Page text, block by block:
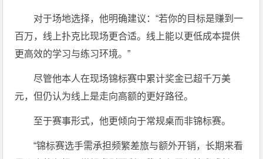
对于场地选择，他明确建议：“若你的目标是赚到一
百万，线上扑克比现场更合适。线上能以更低成本提供
更高效的学习与练习环境。”
尽管他本人在现场锦标赛中累计奖金已超千万美
元，但仍认为线上是走向高额的更好路径。
至于赛事形式，他更倾向于常规桌而非锦标赛。
“锦标赛选手需承担频繁差旅与额外开销，长期来看